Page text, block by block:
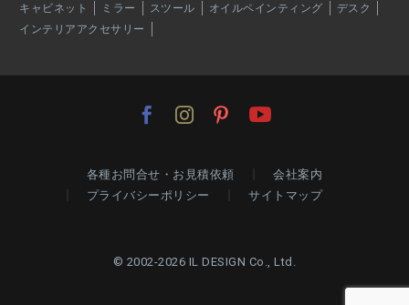
キャビネット
ミラー スツール オイルペインティング
デスク
インテリアアクセサリー
各種お問合せ・お見積依頼
会社案内
プライバシーポリシー
サイトマップ
© 2002-2026 IL DESIGN Co., Ltd.